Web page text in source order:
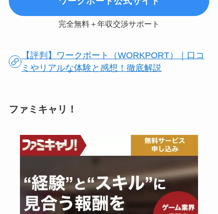
完全無料＋年収交渉サポート
【評判】ワークポート（WORKPORT）｜口コ
ミやリアルな体験と感想！徹底解説
ファミキャリ！